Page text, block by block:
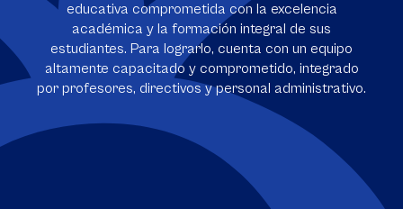
educativa comprometida con la excelencia
académica y la formación integral de sus
estudiantes. Para lograrlo, cuenta con un equipo
altamente capacitado y comprometido, integrado
por profesores, directivos y personal administrativo.